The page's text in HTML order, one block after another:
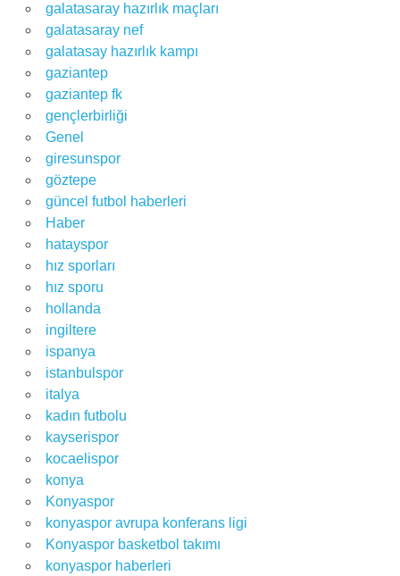
galatasaray hazırlık maçları
galatasaray nef
galatasay hazırlık kampı
gaziantep
gaziantep fk
gençlerbirliği
Genel
giresunspor
göztepe
güncel futbol haberleri
Haber
hatayspor
hız sporları
hız sporu
hollanda
ingiltere
ispanya
istanbulspor
italya
kadın futbolu
kayserispor
kocaelispor
konya
Konyaspor
konyaspor avrupa konferans ligi
Konyaspor basketbol takımı
konyaspor haberleri